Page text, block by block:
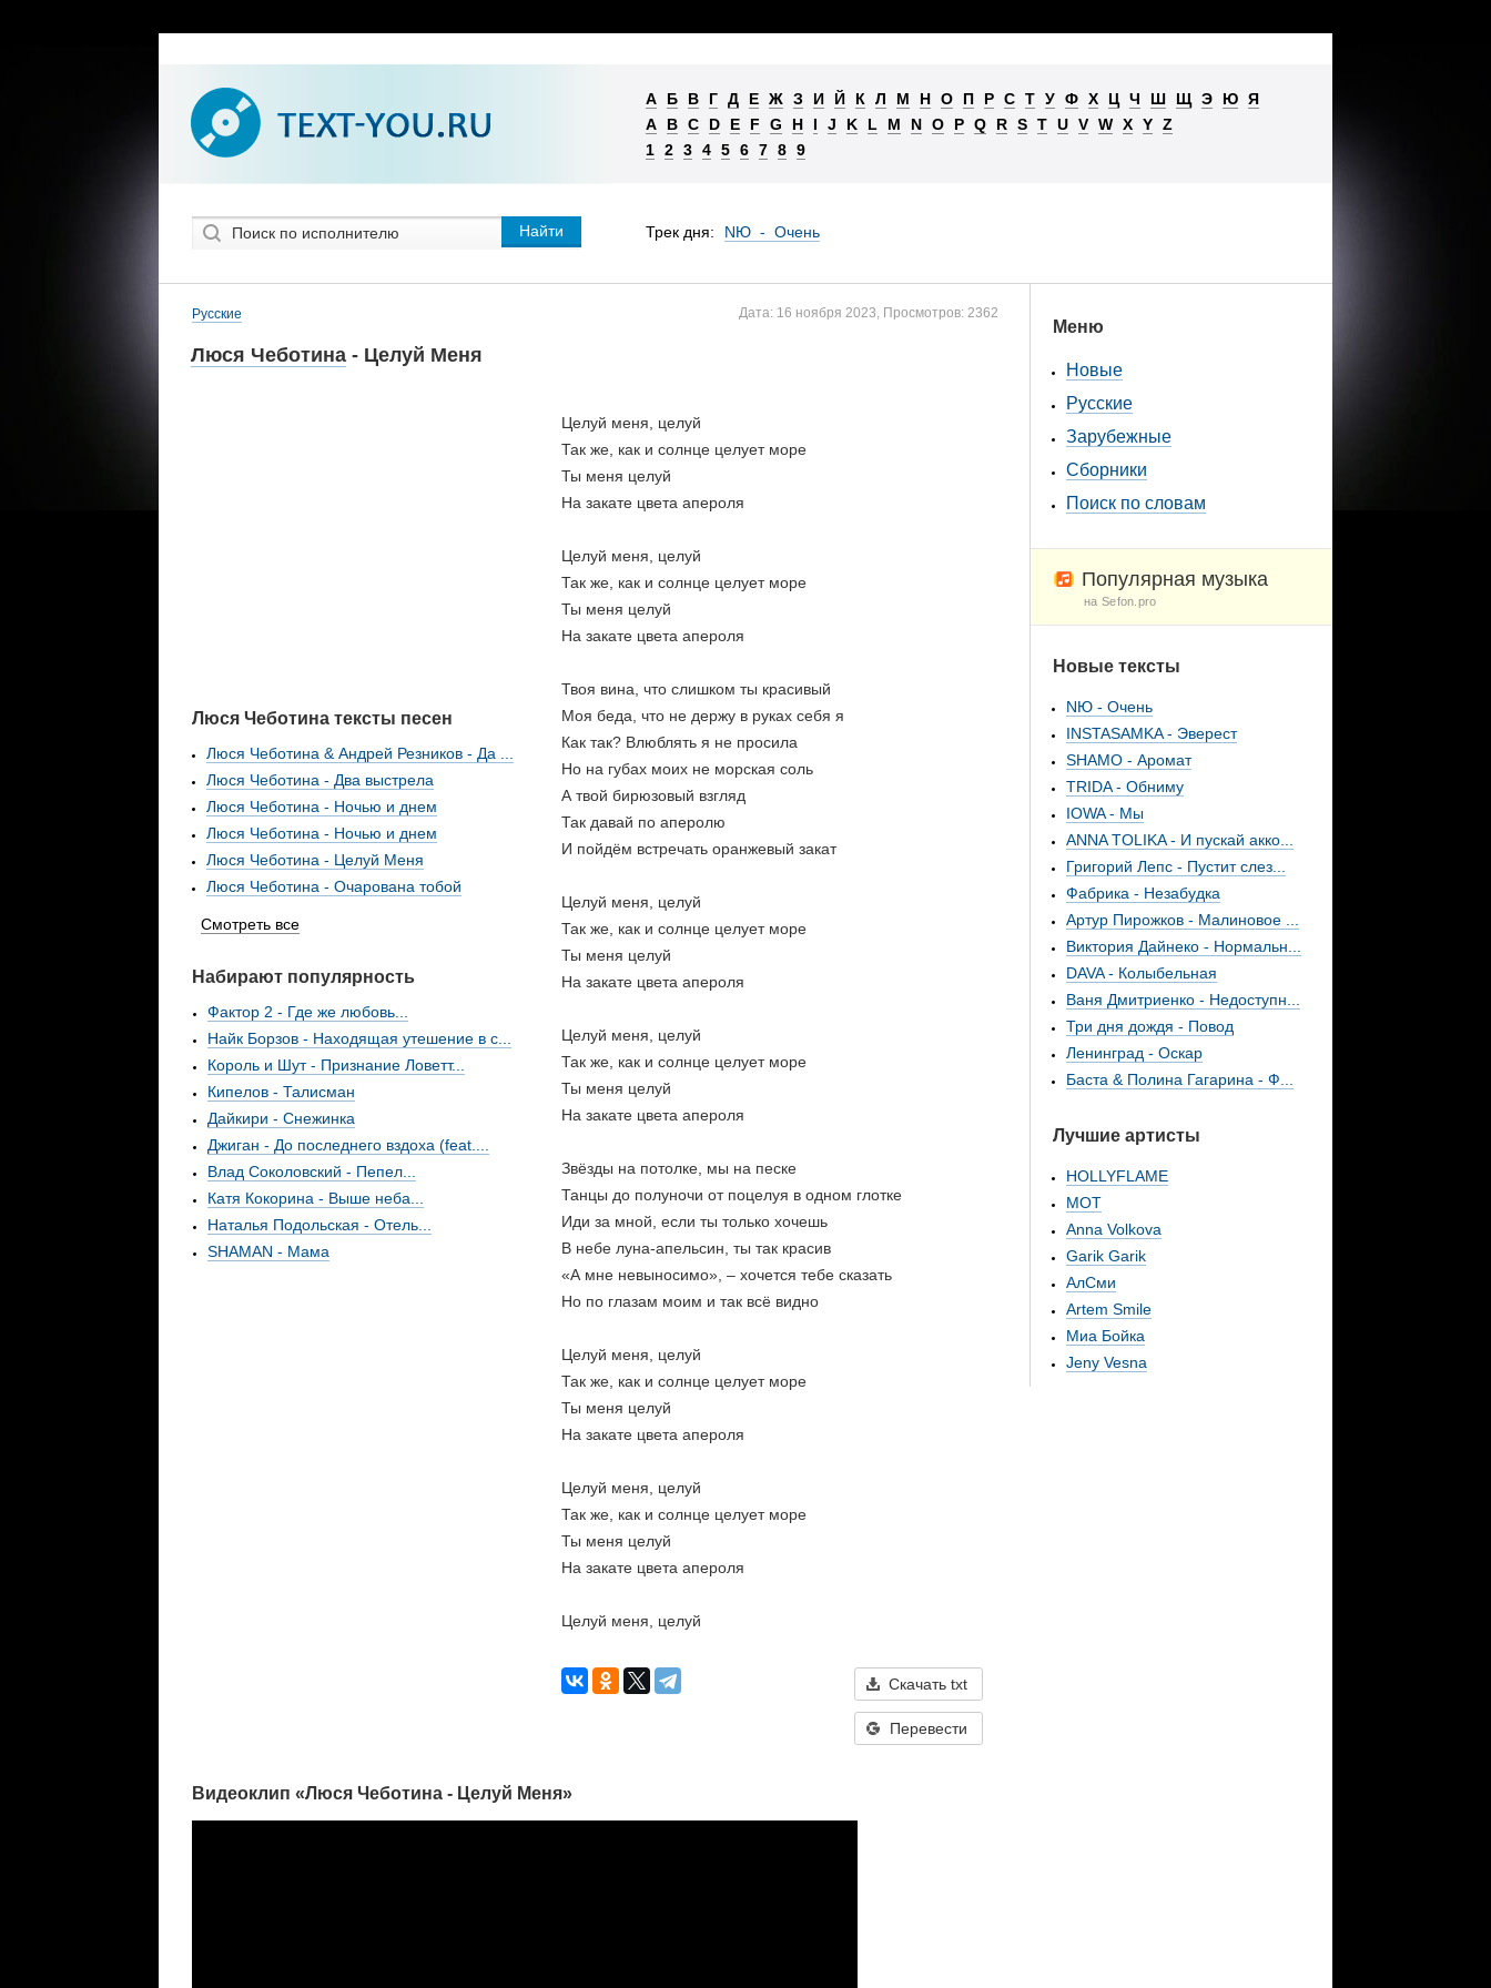
А Б В Г Д Е Ж З И Й К Л М Н О П Р С Т У Ф Х Ц Ч Ш Щ Э Ю Я
A
B C D E F G H I J K L M N O P Q R S T U V W X Y Z
1 2 3 4 5 6 7 8 9
Трек дня: NЮ - Очень
Русские Дата: 16 ноября 2023, Просмотров: 2362
Люся Чеботина - Целуй Меня
Целуй меня, целуй
Так же, как и солнце целует море
Ты меня целуй
На закате цвета апероля
Целуй меня, целуй
Так же, как и солнце целует море
Ты меня целуй
На закате цвета апероля
Твоя вина, что слишком ты красивый
Моя беда, что не держу в руках себя я
Как так? Влюблять я не просила
Но на губах моих не морская соль
А твой бирюзовый взгляд
Так давай по аперолю
И пойдём встречать оранжевый закат
Целуй меня, целуй
Так же, как и солнце целует море
Ты меня целуй
На закате цвета апероля
Целуй меня, целуй
Так же, как и солнце целует море
Ты меня целуй
На закате цвета апероля
Звёзды на потолке, мы на песке
Танцы до полуночи от поцелуя в одном глотке
Иди за мной, если ты только хочешь
В небе луна-апельсин, ты так красив
«А мне невыносимо», – хочется тебе сказать
Но по глазам моим и так всё видно
Целуй меня, целуй
Так же, как и солнце целует море
Ты меня целуй
На закате цвета апероля
Целуй меня, целуй
Так же, как и солнце целует море
Ты меня целуй
На закате цвета апероля
Целуй меня, целуй
Скачать txt
Перевести
Люся Чеботина тексты песен
Люся Чеботина & Андрей Резников - Да ...
Люся Чеботина - Два выстрела
Люся Чеботина - Ночью и днем
Люся Чеботина - Ночью и днем
Люся Чеботина - Целуй Меня
Люся Чеботина - Очарована тобой
Смотреть все
Набирают популярность
Фактор 2 - Где же любовь...
Найк Борзов - Находящая утешение в с...
Король и Шут - Признание Ловетт...
Кипелов - Талисман
Дайкири - Снежинка
Джиган - До последнего вздоха (feat....
Влад Соколовский - Пепел...
Катя Кокорина - Выше неба...
Наталья Подольская - Отель...
SHAMAN - Мама
Видеоклип «Люся Чеботина - Целуй Меня»
Меню
Новые
Русские
Зарубежные
Сборники
Поиск по словам
Популярная музыка
на Sefon.pro
Новые тексты
NЮ - Очень
INSTASAMKA - Эверест
SHAMO - Аромат
TRIDA - Обниму
IOWA - Мы
ANNA TOLIKA - И пускай акко...
Григорий Лепс - Пустит слез...
Фабрика - Незабудка
Артур Пирожков - Малиновое ...
Виктория Дайнеко - Нормальн...
DAVA - Колыбельная
Ваня Дмитриенко - Недоступн...
Три дня дождя - Повод
Ленинград - Оскар
Баста & Полина Гагарина - Ф...
Лучшие артисты
HOLLYFLAME
МОТ
Anna Volkova
Garik Garik
АлСми
Artem Smile
Миа Бойка
Jeny Vesna